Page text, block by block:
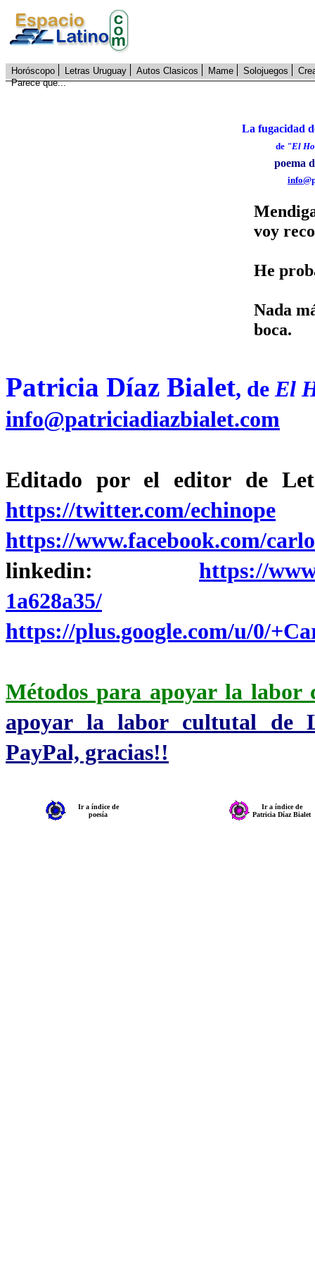
Horóscopo Letras Uruguay Autos Clasicos Mame Solojuegos
Parece que...
La fugacidad
de "El
poema
voy
He
Nada
boca.
Patricia Díaz Bialet, deEl
info@patriciadiazbialet.com
Editado por el editor de
https://twitter.com/echinope
https://www.facebook.com/
linkedin: https://
1a628a35/
https://plus.google.com/u/0/
Métodos para apoyar la
apoyar la labor cultutal de
PayPal, gracias!!
Ir a índice de
poesía
Ir a índice de
Patricia Díaz Bialet